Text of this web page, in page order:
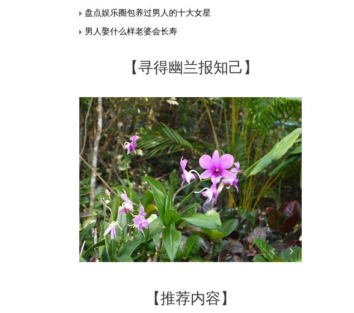
盘点娱乐圈包养过男人的十大女星
男人娶什么样老婆会长寿
【寻得幽兰报知己】
【推荐内容】